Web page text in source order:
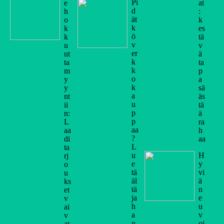
e
h
o
k
k
u
ut
ta
m
y
y
nt
ii
n:
L
aa
di
ta
rj
o
u
ks
et
v
ai
v
Pi
d
ät
k
ö
v
er
k
k
o
k
a
u
p
p
aa
?
L
u
e
tä
äl
tä
ja
h
a
at
:
k
es
tä
v
ä
ta
p
a
sä
äs
tä
ä
ra
h
aa
H
y
vi
ä
n
e
u
v